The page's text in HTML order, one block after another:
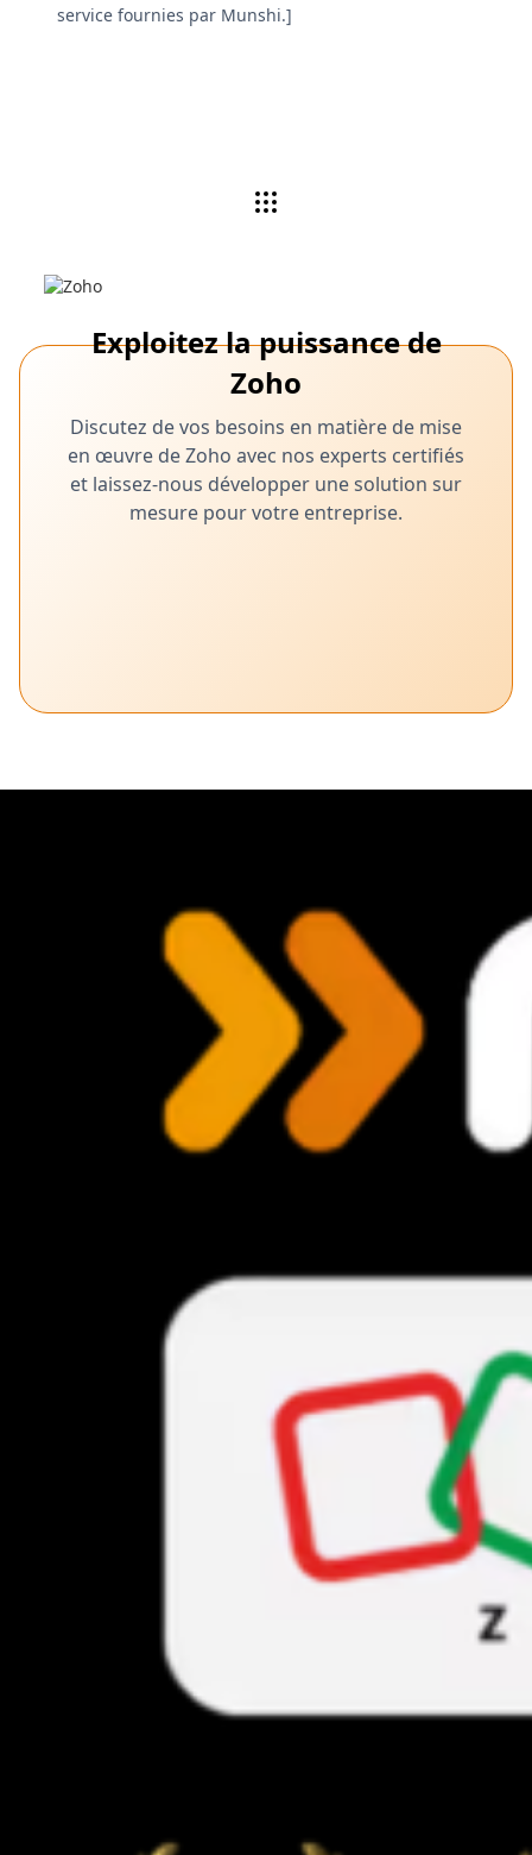
service fournies par Munshi.]
Exploitez la puissance de
Zoho
Discutez de vos besoins en matière de mise
en œuvre de Zoho avec nos experts certifiés
et laissez-nous développer une solution sur
mesure pour votre entreprise.